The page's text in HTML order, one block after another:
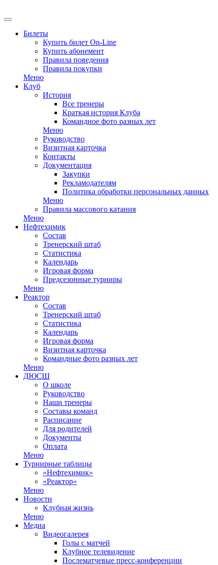
Билеты
Купить билет On-Line
Купить абонемент
Правила поведения
Правила покупки
Меню
Клуб
История
Все тренеры
Краткая история Клуба
Командное фото разных лет
Меню
Руководство
Визитная карточка
Контакты
Документация
Закупки
Рекламодателям
Политика обработки персональных данных
Меню
Правила массового катания
Меню
Нефтехимик
Состав
Тренерский штаб
Статистика
Календарь
Игровая форма
Предсезонные турниры
Меню
Реактор
Состав
Тренерский штаб
Статистика
Календарь
Игровая форма
Визитная карточка
Командные фото разных лет
Меню
ДЮСШ
О школе
Руководство
Наши тренеры
Составы команд
Расписание
Для родителей
Документы
Оплата
Меню
Турнирные таблицы
«Нефтехимик»
«Реактор»
Меню
Новости
Клубная жизнь
Меню
Медиа
Видеогалерея
Голы с матчей
Клубное телевидение
Послематчевые пресс-конференции